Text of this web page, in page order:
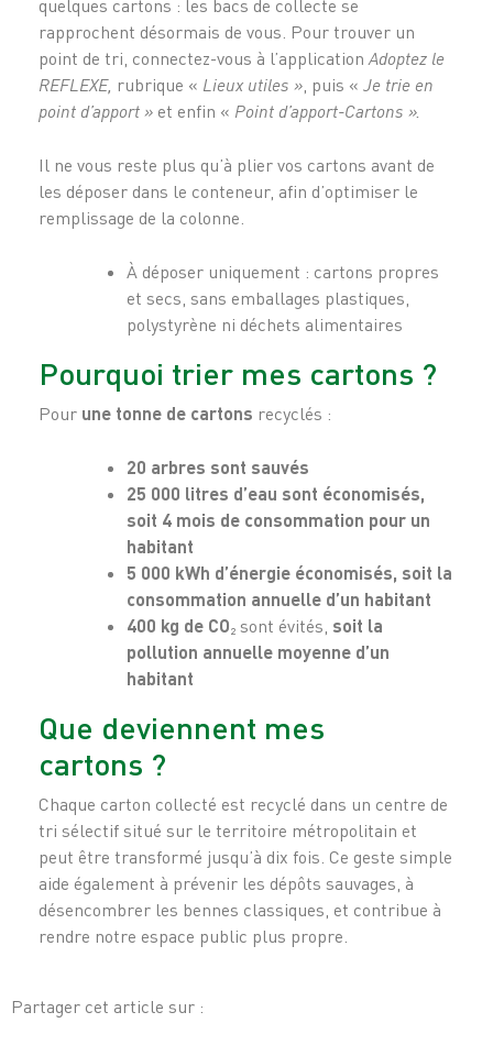
quelques cartons : les bacs de collecte se
rapprochent désormais de vous. Pour trouver un
point de tri, connectez-vous à l’applicationAdoptez le
REFLEXE, rubrique « Lieux utiles », puis « Je trie en
point d’apport » et enfin « Point d’apport-Cartons ».
Il ne vous reste plus qu’à plier vos cartons avant de
les déposer dans le conteneur, afin d’optimiser le
remplissage de la colonne.
À déposer uniquement : cartons propres
et secs, sans emballages plastiques,
polystyrène ni déchets alimentaires
Pourquoi trier mes cartons ?
Pour une tonne de cartons recyclés :
20 arbres sont sauvés
25 000 litres d’eau sont économisés,
soit 4 mois de consommation pour un
habitant
5 000 kWh d’énergie économisés, soit la
consommation annuelle d’un habitant
400 kg de CO₂ sont évités, soit la
pollution annuelle moyenne d’un
habitant
Que deviennent mes
cartons ?
Chaque carton collecté est recyclé dans un centre de
tri sélectif situé sur le territoire métropolitain et
peut être transformé jusqu’à dix fois. Ce geste simple
aide également à prévenir les dépôts sauvages, à
désencombrer les bennes classiques, et contribue à
rendre notre espace public plus propre.
Partager cet article sur :